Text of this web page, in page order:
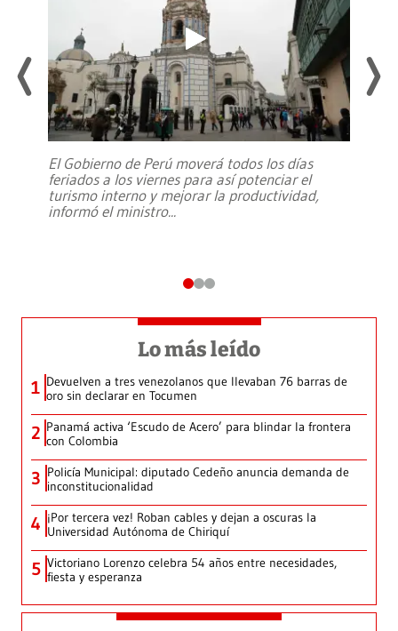
El Gobierno de Perú moverá todos los días
feriados a los viernes para así potenciar el
turismo interno y mejorar la productividad,
informó el ministro...
Lo más leído
1 Devuelven a tres venezolanos que llevaban 76 barras de
oro sin declarar en Tocumen
2 Panamá activa ‘Escudo de Acero’ para blindar la frontera
con Colombia
3 Policía Municipal: diputado Cedeño anuncia demanda de
inconstitucionalidad
4 ¡Por tercera vez! Roban cables y dejan a oscuras la
Universidad Autónoma de Chiriquí
5 Victoriano Lorenzo celebra 54 años entre necesidades,
fiesta y esperanza